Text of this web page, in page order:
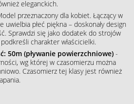
eleganckich.
przeznaczony dla kobiet. Łączący w
uwielbia płeć piękna – doskonały design
Sprawdzi się jako dodatek do strojów
charakter właścicielki.
50m (pływanie powierzchniowe) -
wg której w czasomierzu można
Czasomierz tej klasy jest również